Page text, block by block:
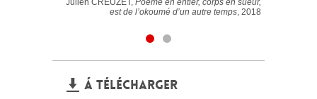
Julien CREUZET, Poème en entier, corps en sueur,
est de l’okoumé d’un autre temps, 2018
Á TÉLÉCHARGER